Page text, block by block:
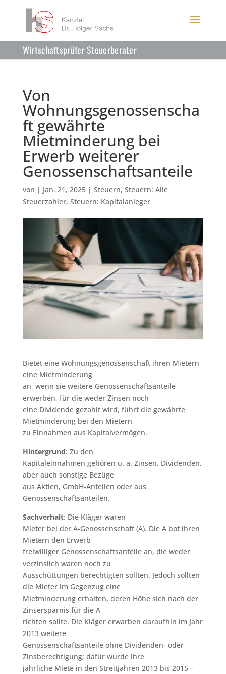
Wirtschaftsprüfer Steuerberater
Von
Wohnungsgenossenscha
ft gewährte
Mietminderung bei
Erwerb weiterer
Genossenschaftsanteile
von | Jan. 21, 2025| Steuern, Steuern: Alle
Steuerzahler, Steuern: Kapitalanleger
Bietet eine Wohnungsgenossenschaft ihren Mietern
eine Mietminderung
an, wenn sie weitere Genossenschaftsanteile
erwerben, für die weder Zinsen noch
eine Dividende gezahlt wird, führt die gewährte
Mietminderung bei den Mietern
zu Einnahmen aus Kapitalvermögen.
Hintergrund: Zu den
Kapitaleinnahmen gehören u. a. Zinsen, Dividenden,
aber auch sonstige Bezüge
aus Aktien, GmbH-Anteilen oder aus
Genossenschaftsanteilen.
Sachverhalt: Die Kläger waren
Mieter bei der A-Genossenschaft (A). Die A bot ihren
Mietern den Erwerb
freiwilliger Genossenschaftsanteile an, die weder
verzinslich waren noch zu
Ausschüttungen berechtigten sollten. Jedoch sollten
die Mieter im Gegenzug eine
Mietminderung erhalten, deren Höhe sich nach der
Zinsersparnis für die A
richten sollte. Die Kläger erwarben daraufhin im Jahr
2013 weitere
Genossenschaftsanteile ohne Dividenden- oder
Zinsberechtigung; dafür wurde ihre
jährliche Miete in den Streitjahren 2013 bis 2015 –